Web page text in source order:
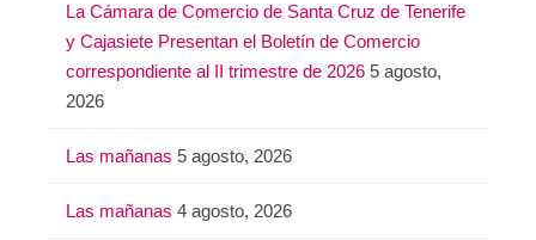
La Cámara de Comercio de Santa Cruz de Tenerife
y Cajasiete Presentan el Boletín de Comercio
correspondiente al II trimestre de 2026 5 agosto,
2026
Las mañanas 5 agosto, 2026
Las mañanas 4 agosto, 2026